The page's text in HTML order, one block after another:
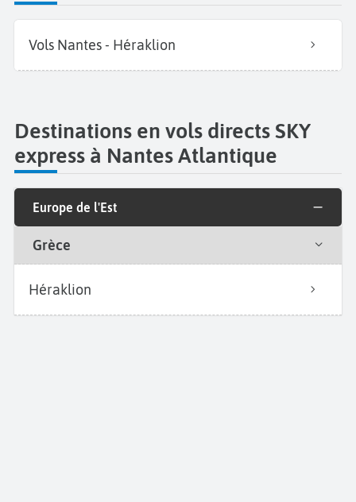
Vols Nantes - Héraklion
Destinations en vols directs SKY
express à Nantes Atlantique
Europe de l'Est
Grèce
Héraklion